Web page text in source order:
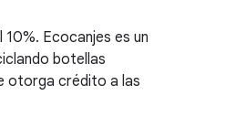
Ecocanjes es un
botellas
otorga crédito a las